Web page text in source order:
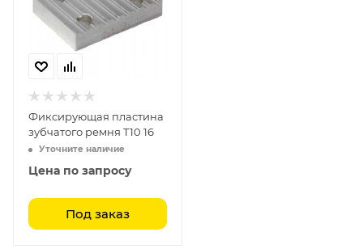
Фиксирующая пластина
зубчатого ремня T10 16
Уточните наличие
Цена по запросу
Под заказ